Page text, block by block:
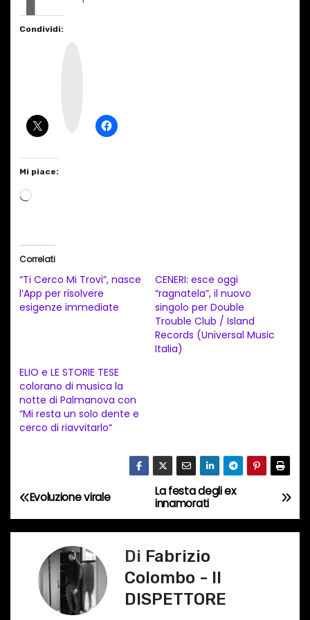
Condividi:
Mi piace:
C
a
m
t
o
i
n
s
o
Correlati
“Ti Cerco Mi Trovi”, nasce
l’App per risolvere
esigenze immediate
CENERI: esce oggi
“ragnatela”, il nuovo
singolo per Double
Trouble Club / Island
Records (Universal Music
Italia)
ELIO e LE STORIE TESE
colorano di musica la
notte di Palmanova con
“Mi resta un solo dente e
cerco di riavvitarlo“
N
a
La festa degli ex
innamorati
Evoluzione virale
Di Fabrizio
Colombo - Il
DISPETTORE